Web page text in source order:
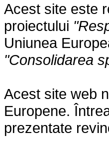
Acest site este
proiectului
Uniunea
"Consolidarea
Acest site web
Europene.
prezentate